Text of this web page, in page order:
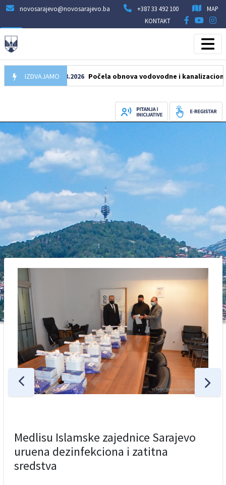
novosarajevo@novosarajevo.ba +387 33 492 100
MAP
KONTAKT
IZDVAJAMO
05.08.2026 Počela obnova vodovodne i kanalizacione
Medlisu Islamske zajednice Sarajevo
uruena dezinfekciona i zatitna
sredstva